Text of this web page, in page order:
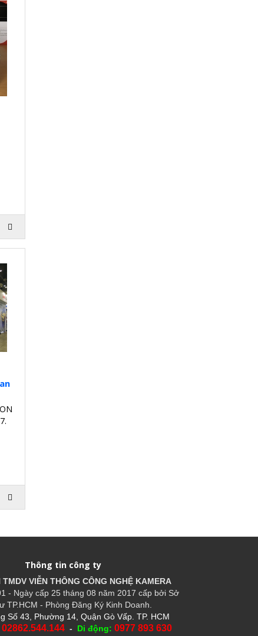
Thông tin công ty
VIỄN THÔNG CÔNG NGHỆ KAMERA
- Ngày cấp 25 tháng 08 năm 2017 cấp bởi Sở
TP.HCM - Phòng Đăng Ký Kinh Doanh.
Số 43, Phường 14, Quận Gò Vấp. TP. HCM
02862.544.144 - Di động: 0977 893 630